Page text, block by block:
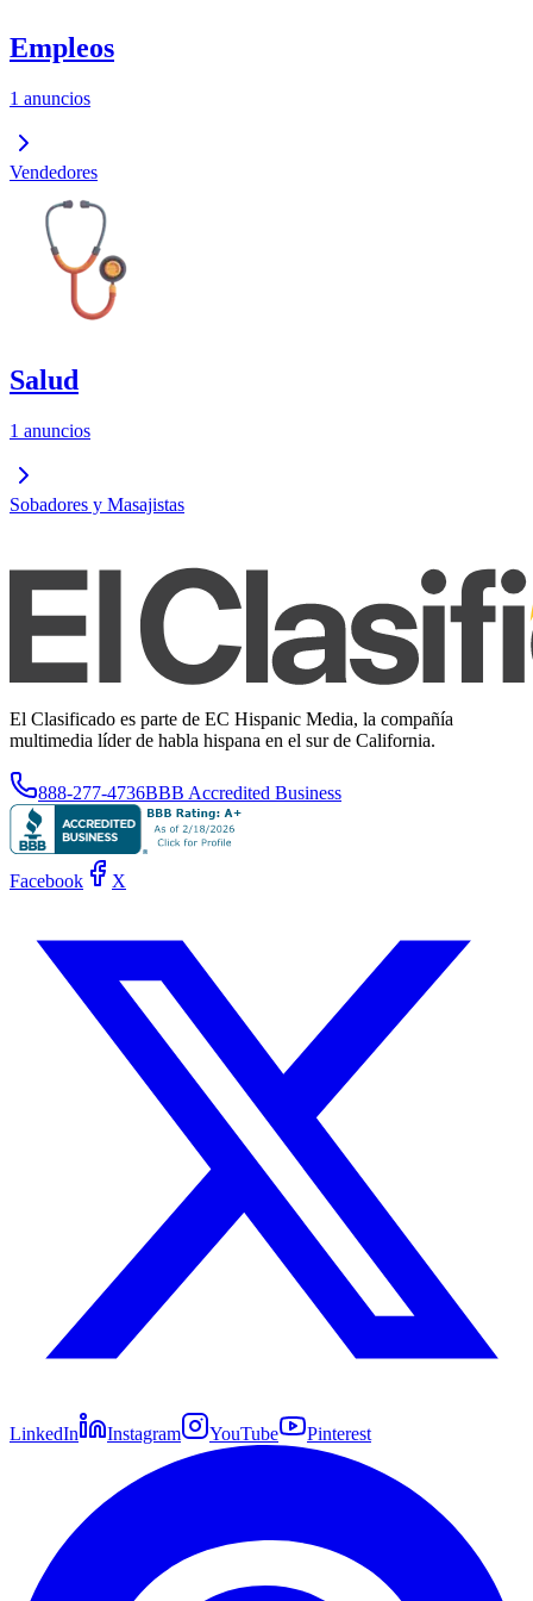
Empleos
1 anuncios
Vendedores
Salud
1 anuncios
Sobadores y Masajistas
El Clasificado es parte de EC Hispanic Media, la compañía
multimedia líder de habla hispana en el sur de California.
888-277-4736BBB Accredited Business
Facebook X
LinkedIn Instagram YouTube Pinterest